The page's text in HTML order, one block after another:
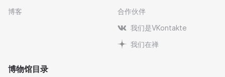
博客
合作伙伴
我们是VKontakte
我们在禅
博物馆目录